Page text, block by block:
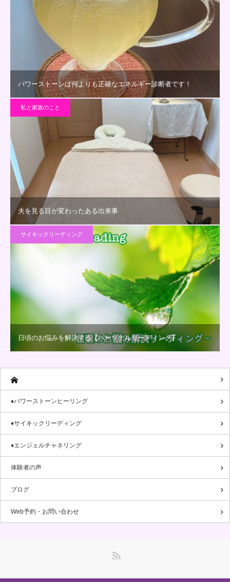
パワーストーンは何よりも正確なエネルギー診断者です！
私と家族のこと
夫を見る目が変わったある出来事
サイキックリーディング
日頃のお悩みを解決する【パーソナルリーディング】
♦パワーストーンヒーリング
♦サイキックリーディング
♦エンジェルチャネリング
体験者の声
ブログ
Web予約・お問い合わせ